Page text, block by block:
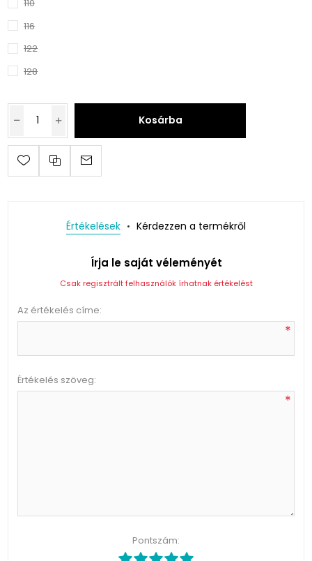
110
116
122
128
Kosárba
Értékelések Kérdezzen a termékről
Írja le saját véleményét
Csak regisztrált felhasználók írhatnak értékelést
Az értékelés címe:
*
Értékelés szöveg:
*
Pontszám: